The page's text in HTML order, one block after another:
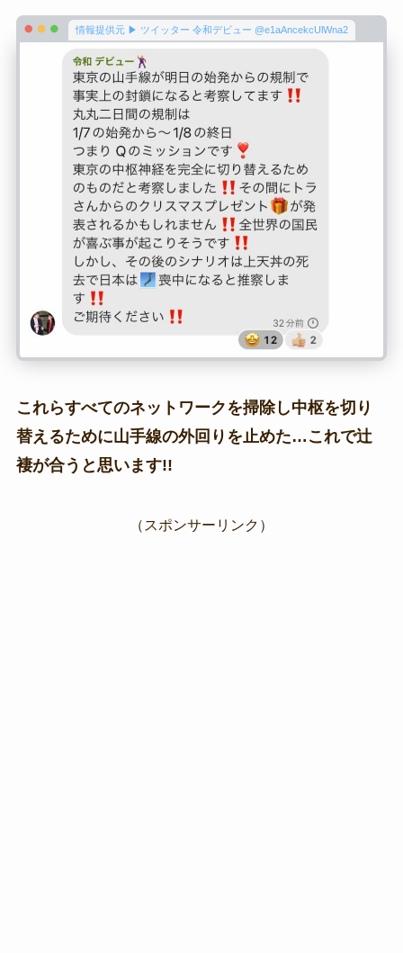
情報提供元 ▶ ツイッター 令和デビュー @e1aAncekcUlWna2
これらすべてのネットワークを掃除し中枢を切り
替えるために山手線の外回りを止めた…これで辻
褄が合うと思います!!
（スポンサーリンク）